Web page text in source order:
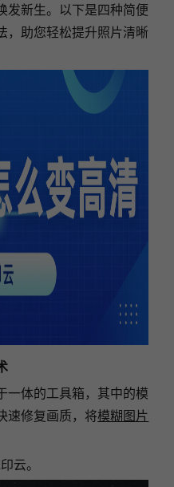
发新生。以下是四种简便
，助您轻松提升照片清晰
一体的工具箱，其中的模
速修复画质，将模糊图片
云。